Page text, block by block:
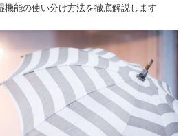
機能の使い分け方法を徹底解説します